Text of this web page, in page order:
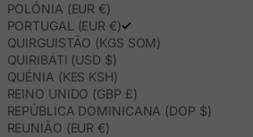
POLÓNIA (EUR €)
PORTUGAL (EUR €)
QUIRGUISTÃO (KGS SOM)
QUIRIBÁTI (USD $)
QUÉNIA (KES KSH)
REINO UNIDO (GBP £)
REPÚBLICA DOMINICANA (DOP $)
REUNIÃO (EUR €)